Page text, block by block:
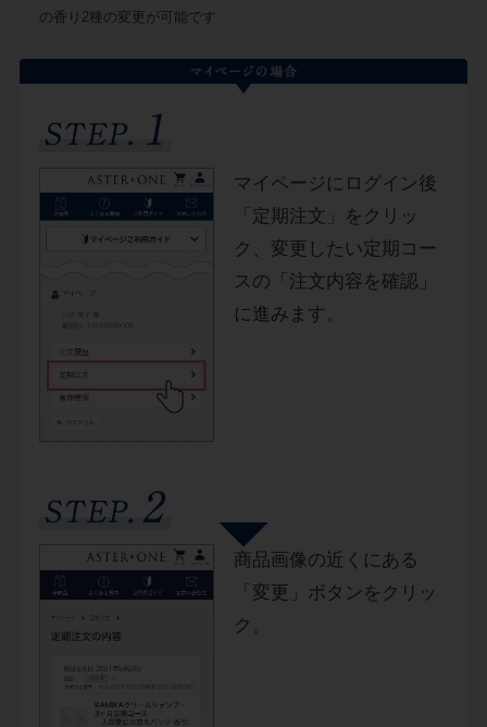
の香り2種の変更が可能です
マイページにログイン後
「定期注文」をクリッ
ク、変更したい定期コー
スの「注文内容を確認」
に進みます。
商品画像の近くにある
「変更」ボタンをクリッ
ク。